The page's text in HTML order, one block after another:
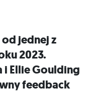
jednej z
2023.
i Ellie Goulding
feedback